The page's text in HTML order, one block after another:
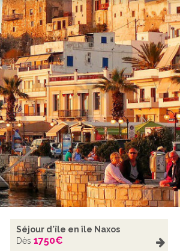
Séjour d'île en île Naxos
Dès 1750€